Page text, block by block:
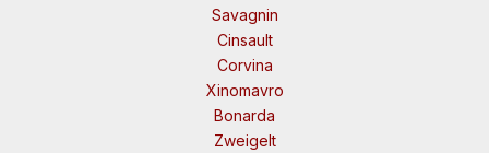
Savagnin
Cinsault
Corvina
Xinomavro
Bonarda
Zweigelt